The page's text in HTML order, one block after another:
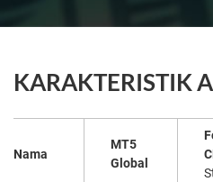
KARAKTERISTIK
Nama
MT5
Global